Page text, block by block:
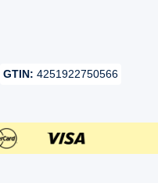
GTIN: 4251922750566